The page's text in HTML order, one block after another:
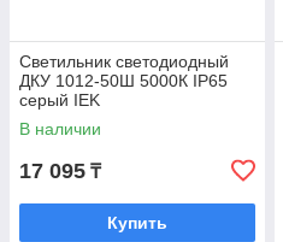
Светильник светодиодный
ДКУ 1012-50Ш 5000К IP65
серый IEK
В наличии
17 095 ₸
Купить